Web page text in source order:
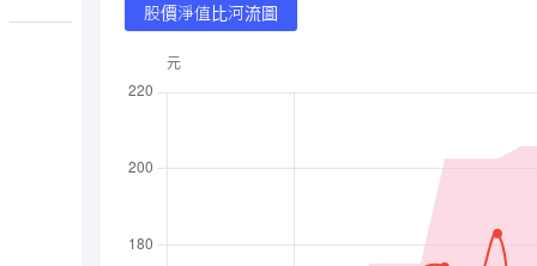
股價淨值比河流圖